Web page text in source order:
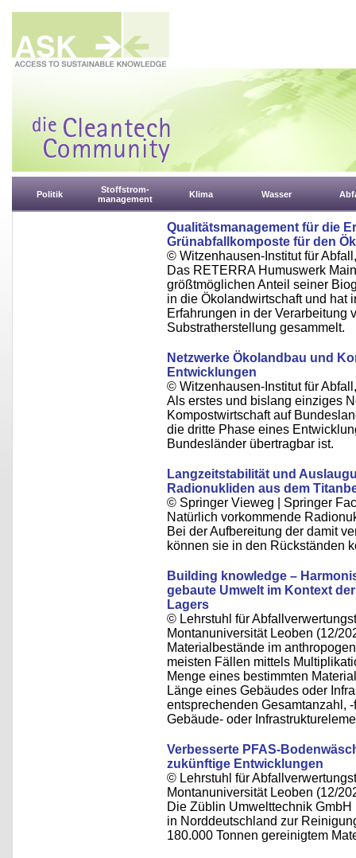
Politik
Stoffstrom-
management
Klima Wasser
Qualitätsmanagement für die
Grünabfallkomposte für den
© Witzenhausen-Institut für
Das RETERRA Humuswerk
größtmöglichen Anteil seiner
in die Ökolandwirtschaft und hat
Erfahrungen in der Verarbeitung
Substratherstellung gesammelt.
Netzwerke Ökolandbau und
Entwicklungen
© Witzenhausen-Institut für
Als erstes und bislang einziges
Kompostwirtschaft auf
die dritte Phase eines
Bundesländer übertragbar ist.
Langzeitstabilität und
Radionukliden aus dem
© Springer Vieweg | Springer
Natürlich vorkommende
Bei der Aufbereitung der damit
können sie in den Rückständen
Building knowledge –
gebaute Umwelt im Kontext
Lagers
© Lehrstuhl für
Montanuniversität Leoben (12/
Materialbestände im
meisten Fällen mittels
Menge eines bestimmten
Länge eines Gebäudes oder
entsprechenden Gesamtanzahl,
Gebäude- oder
Verbesserte PFAS-
zukünftige Entwicklungen
© Lehrstuhl für
Montanuniversität Leoben (12/
Die Züblin Umwelttechnik
in Norddeutschland zur
180.000 Tonnen gereinigtem